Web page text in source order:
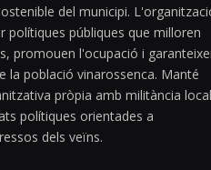
del municipi.
polítiques públiques que milloren
promouen l'ocupació i
la població vinarossenca. Manté
pròpia amb militància
polítiques orientades a
dels veïns.